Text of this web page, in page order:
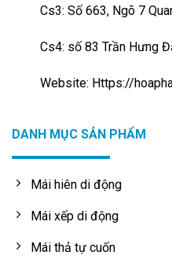
Cs3: Số 663, Ngõ 7
Cs4: số 83 Trần Hưng
Website: Https://
DANH MỤC SẢN PHẨM
Mái hiên di động
Mái xếp di động
Mái thả tự cuốn